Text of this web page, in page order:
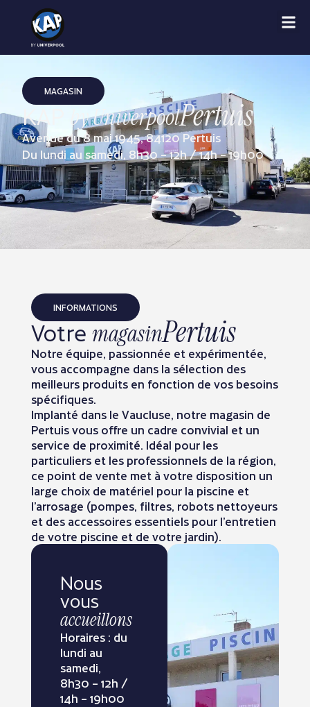
MAGASIN
KAPby UniverpoolPertuis
Avenue du 8 mai 1945, 84120 Pertuis
Du lundi au samedi, 8h30 – 12h / 14h – 19h00
INFORMATIONS
Votre magasinPertuis
Notre équipe, passionnée et expérimentée,
vous accompagne dans la sélection des
meilleurs produits en fonction de vos besoins
spécifiques.
Implanté dans le Vaucluse, notre magasin de
Pertuis vous offre un cadre convivial et un
service de proximité. Idéal pour les
particuliers et les professionnels de la région,
ce point de vente met à votre disposition un
large choix de matériel pour la piscine et
l’arrosage (pompes, filtres, robots nettoyeurs
et des accessoires essentiels pour l’entretien
de votre piscine et de votre jardin).
Nous
vous
accueillons
Horaires : du
lundi au
samedi,
8h30 – 12h /
14h – 19h00